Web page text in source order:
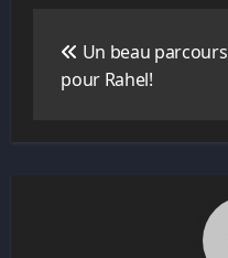
l’article
Un beau parcours
pour Rahel!